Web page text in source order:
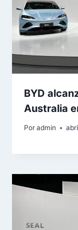
BYD
Australia
Poradmin